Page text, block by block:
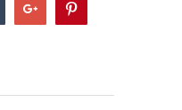
TumblrGoogle+